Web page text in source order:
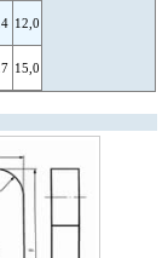
12,0
15,0